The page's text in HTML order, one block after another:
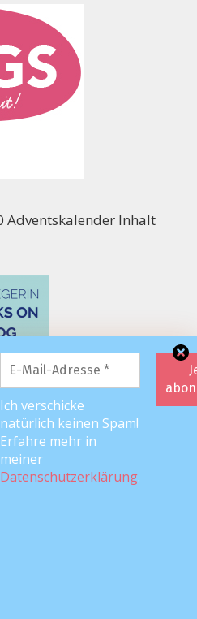
Ich verschicke
natürlich keinen Spam!
Erfahre mehr in
meiner
Datenschutzerklärung.